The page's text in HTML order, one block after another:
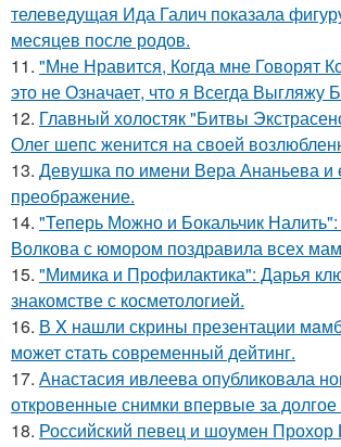
телеведущая Ида Галич показала
месяцев после родов.
11. "Мне Нравится, Когда мне Говорят
это не Означает, что я Всегда Выгляжу
12. Главный холостяк "Битвы
Олег шепс женится на своей
13. Девушка по имени Вера Ананьева и
преображение.
14. "Теперь Можно и Бокальчик
Волкова с юмором поздравила всех
15. "Мимика и Профилактика": Дарья
знакомстве с косметологией.
16. В X нашли скрины презентации
может cтaть совpеменный дейтинг.
17. Анастасия ивлеева опубликовала
откровенные снимки впервые за
18. Российский певец и шоумен